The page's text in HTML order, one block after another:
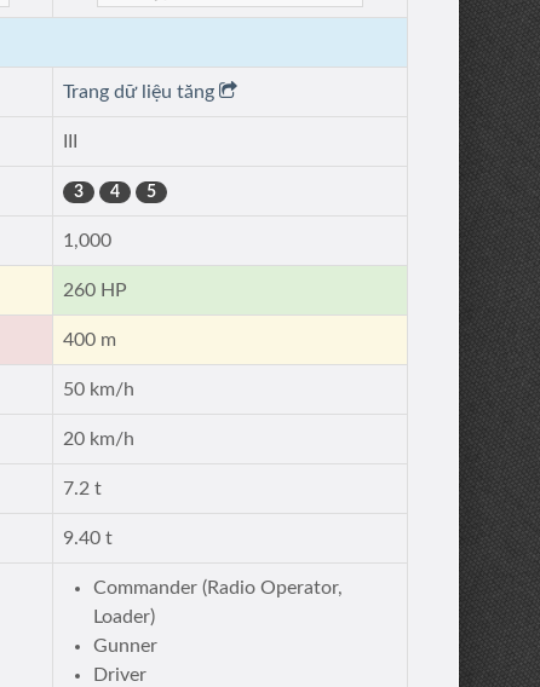
Trang dữ liệu tăng
3 4 5
1,000
260 HP
400 m
50 km/h
20 km/h
7.2 t
9.40 t
Commander (Radio Operator,
Loader)
Gunner
Driver